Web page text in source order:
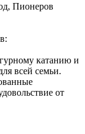
Пионеров
катанию и
всей семьи.
от